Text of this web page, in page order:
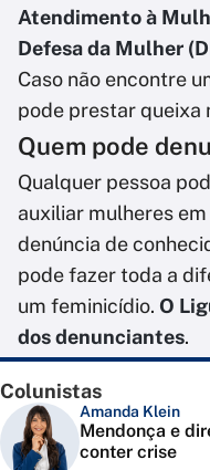
Atendimento à
Defesa da Mulher
Caso não encontre
pode prestar queixa
Quem pode
Qualquer pessoa
auxiliar mulheres
denúncia de
pode fazer toda a
um feminicídio. O
dos denunciantes.
Colunistas
Amanda Klein
Mendonça e
conter crise